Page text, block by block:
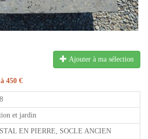
Ajouter à ma sélection
450 €
et jardin
EN PIERRE, SOCLE ANCIEN